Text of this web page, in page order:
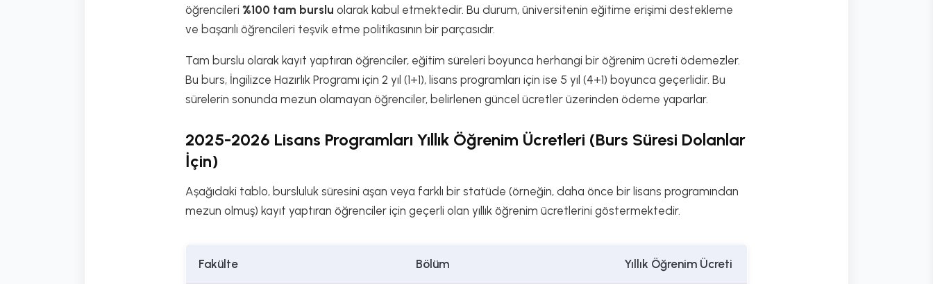
öğrencileri %100 tam burslu olarak kabul etmektedir. Bu durum, üniversitenin eğitime erişimi destekleme
ve başarılı öğrencileri teşvik etme politikasının bir parçasıdır.
Tam burslu olarak kayıt yaptıran öğrenciler, eğitim süreleri boyunca herhangi bir öğrenim ücreti ödemezler.
Bu burs, İngilizce Hazırlık Programı için 2 yıl (1+1), lisans programları için ise 5 yıl (4+1) boyunca geçerlidir. Bu
sürelerin sonunda mezun olamayan öğrenciler, belirlenen güncel ücretler üzerinden ödeme yaparlar.
2025-2026 Lisans Programları Yıllık Öğrenim Ücretleri (Burs Süresi Dolanlar
İçin)
Aşağıdaki tablo, bursluluk süresini aşan veya farklı bir statüde (örneğin, daha önce bir lisans programından
mezun olmuş) kayıt yaptıran öğrenciler için geçerli olan yıllık öğrenim ücretlerini göstermektedir.
Fakülte Bölüm Yıllık Öğrenim Ücreti